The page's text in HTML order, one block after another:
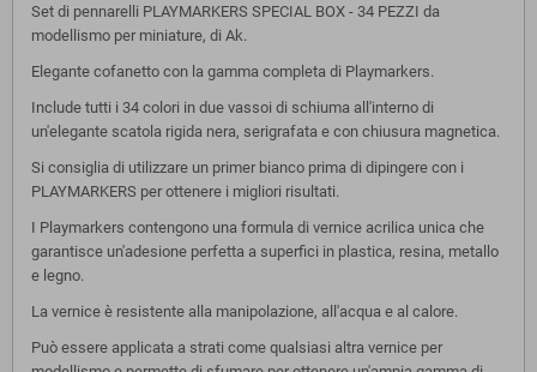
Set di pennarelli PLAYMARKERS SPECIAL BOX - 34 PEZZI da
modellismo per miniature, di Ak.
Elegante cofanetto con la gamma completa di Playmarkers.
Include tutti i 34 colori in due vassoi di schiuma all'interno di
un'elegante scatola rigida nera, serigrafata e con chiusura magnetica.
Si consiglia di utilizzare un primer bianco prima di dipingere con i
PLAYMARKERS per ottenere i migliori risultati.
I Playmarkers contengono una formula di vernice acrilica unica che
garantisce un'adesione perfetta a superfici in plastica, resina, metallo
e legno.
La vernice è resistente alla manipolazione, all'acqua e al calore.
Può essere applicata a strati come qualsiasi altra vernice per